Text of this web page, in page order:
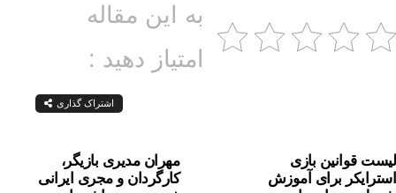
به این مقاله
امتیاز دهید :
اشتراک گذاری
مهران مدیری بازیگر،
کارگردان و مجری ایرانی
لیست قوانین بازی
استرایکر برای آموزش